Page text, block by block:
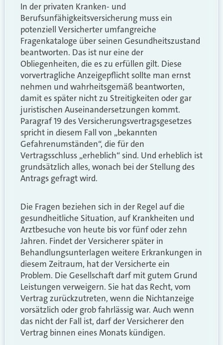
In der privaten Kranken- und
Berufsunfähigkeitsversicherung muss ein
potenziell Versicherter umfangreiche
Fragenkataloge über seinen Gesundheitszustand
beantworten. Das ist nur eine der
Obliegenheiten, die es zu erfüllen gilt. Diese
vorvertragliche Anzeigepflicht sollte man ernst
nehmen und wahrheitsgemäß beantworten,
damit es später nicht zu Streitigkeiten oder gar
juristischen Auseinandersetzungen kommt.
Paragraf 19 des Versicherungsvertragsgesetzes
spricht in diesem Fall von „bekannten
Gefahrenumständen“, die für den
Vertragsschluss „erheblich“ sind. Und erheblich ist
grundsätzlich alles, wonach bei der Stellung des
Antrags gefragt wird.
Die Fragen beziehen sich in der Regel auf die
gesundheitliche Situation, auf Krankheiten und
Arztbesuche von heute bis vor fünf oder zehn
Jahren. Findet der Versicherer später in
Behandlungsunterlagen weitere Erkrankungen in
diesem Zeitraum, hat der Versicherte ein
Problem. Die Gesellschaft darf mit gutem Grund
Leistungen verweigern. Sie hat das Recht, vom
Vertrag zurückzutreten, wenn die Nichtanzeige
vorsätzlich oder grob fahrlässig war. Auch wenn
das nicht der Fall ist, darf der Versicherer den
Vertrag binnen eines Monats kündigen.